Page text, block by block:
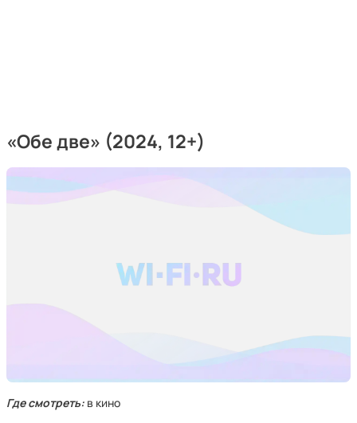
«Обе две» (2024, 12+)
Где смотреть: в кино